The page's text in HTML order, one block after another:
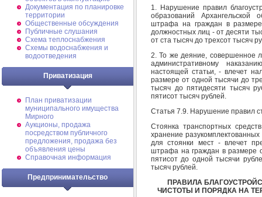
Документация по планировке
территории
Общественные обсуждения
Публичные слушания
Схема теплоснабжения
Схемы водоснабжения и
водоотведения
Приватизация
План приватизации
муниципального имущества
Мирного
Аукционы, продажа
посредством публичного
предложения, продажа без
объявления цены
Справочная информация
Предпринимательство
1. Нарушение правил
образований Архангельской
штрафа на граждан в
должностных лиц - от десяти
от ста тысяч до трехсот тысяч
2. То же деяние, совершенное
административному
настоящей статьи, - влечет
размере от одной тысячи до
тысяч до пятидесяти тысяч
пятисот тысяч рублей.
Статья 7.9. Нарушение правил
Стоянка транспортных
хранение
для стоянки мест - влечет
штрафа на граждан в размере
пятисот до одной тысячи
тысяч рублей.
ПРАВИЛА
ЧИСТОТЫ И ПОРЯДКА НА